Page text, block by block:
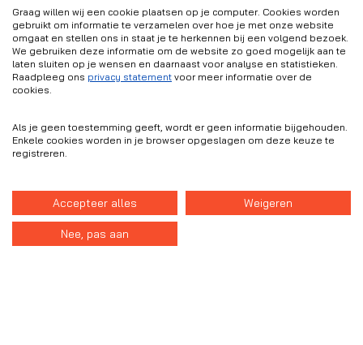
Onderdeel van Plegt-Vos
Plegt-Vos Infra & Milieu is onderdeel
van dePlegt-Vos Bouwgroep
Graag willen wij een cookie plaatsen op je computer. Cookies worden
gebruikt om informatie te verzamelen over hoe je met onze website
omgaat en stellen ons in staat je te herkennen bij een volgend bezoek.
We gebruiken deze informatie om de website zo goed mogelijk aan te
laten sluiten op je wensen en daarnaast voor analyse en statistieken.
Raadpleeg ons privacy statement voor meer informatie over de
cookies.
Als je geen toestemming geeft, wordt er geen informatie bijgehouden.
Enkele cookies worden in je browser opgeslagen om deze keuze te
registreren.
Accepteer alles Weigeren
Nee, pas aan